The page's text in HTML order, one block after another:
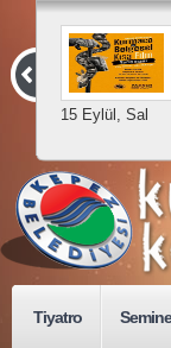
15 Eylül, Sal
Tiyatro